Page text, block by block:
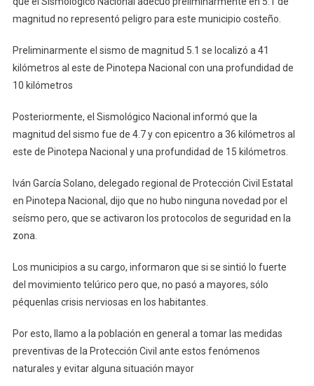
magnitud no representó peligro para este municipio costeño.
Preliminarmente el sismo de magnitud 5.1 se localizó a 41
kilómetros al este de Pinotepa Nacional con una profundidad de
10 kilómetros
Posteriormente, el Sismológico Nacional informó que la
magnitud del sismo fue de 4.7 y con epicentro a 36 kilómetros al
este de Pinotepa Nacional y una profundidad de 15 kilómetros.
Iván García Solano, delegado regional de Protección Civil Estatal
en Pinotepa Nacional, dijo que no hubo ninguna novedad por el
seísmo pero, que se activaron los protocolos de seguridad en la
zona.
Los municipios a su cargo, informaron que si se sintió lo fuerte
del movimiento telúrico pero que, no pasó a mayores, sólo
péquenlas crisis nerviosas en los habitantes.
Por esto, llamo a la población en general a tomar las medidas
preventivas de la Protección Civil ante estos fenómenos
naturales y evitar alguna situación mayor